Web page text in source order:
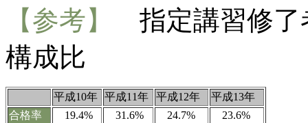
【参考】
指定講習修了
構成比
平成10年 平成11年 平成12年
平成13年
合格率
19.4% 31.6% 24.7%
23.6%